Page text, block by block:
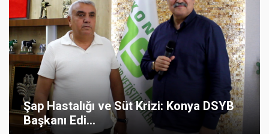
Şap Hastalığı ve Süt Krizi: Konya DSYB
Başkanı Edi...